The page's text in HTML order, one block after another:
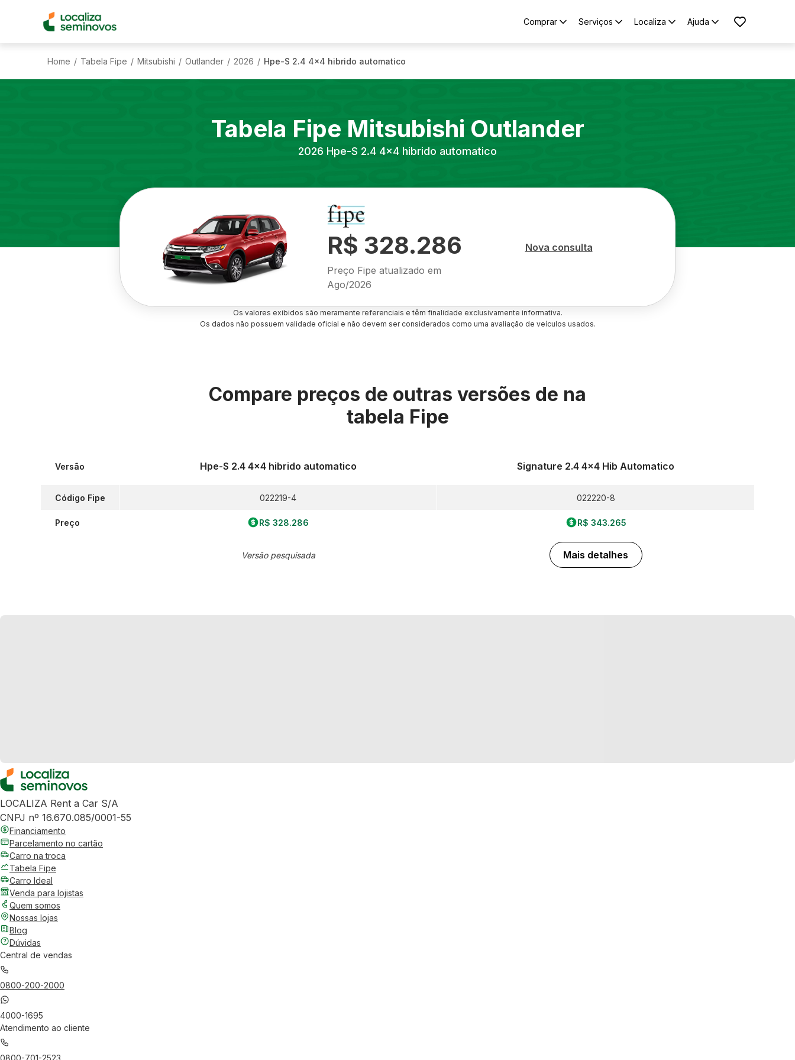
Comprar Serviços Localiza Ajuda
Home / Tabela Fipe / Mitsubishi / Outlander / 2026 / Hpe-S 2.4 4x4 hibrido automatico
Tabela Fipe Mitsubishi Outlander
2026 Hpe-S 2.4 4x4 hibrido automatico
R$ 328.286
Preço Fipe atualizado em
Ago/2026
Nova consulta
Os valores exibidos são meramente referenciais e têm finalidade exclusivamente informativa.
Os dados não possuem validade oficial e não devem ser considerados como uma avaliação de veículos usados.
Compare preços de outras versões de na
tabela Fipe
Versão
Código Fipe
Preço
Hpe-S 2.4 4x4 hibrido automatico
022219-4
R$ 328.286
Versão pesquisada
Signature 2.4 4x4 Hib Automatico
022220-8
R$ 343.265
Mais detalhes
LOCALIZA Rent a Car S/A
CNPJ nº 16.670.085/0001-55
Financiamento
Parcelamento no cartão
Carro na troca
Tabela Fipe
Carro Ideal
Venda para lojistas
Quem somos
Nossas lojas
Blog
Dúvidas
Central de vendas
0800-200-2000
4000-1695
Atendimento ao cliente
0800-701-2523